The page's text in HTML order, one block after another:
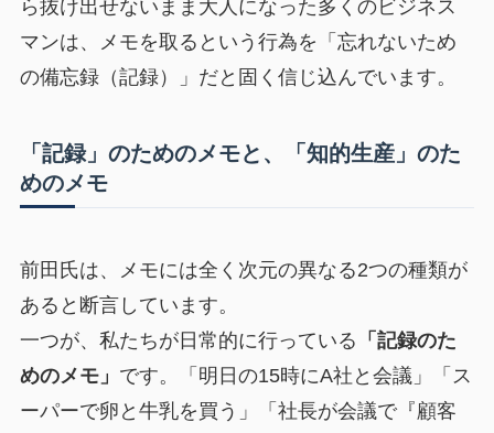
ら抜け出せないまま大人になった多くのビジネス
マンは、メモを取るという行為を「忘れないため
の備忘録（記録）」だと固く信じ込んでいます。
「記録」のためのメモと、「知的生産」のた
めのメモ
前田氏は、メモには全く次元の異なる2つの種類が
あると断言しています。
一つが、私たちが日常的に行っている 「記録のた
めのメモ」 です。「明日の15時にA社と会議」「ス
ーパーで卵と牛乳を買う」「社長が会議で『顧客